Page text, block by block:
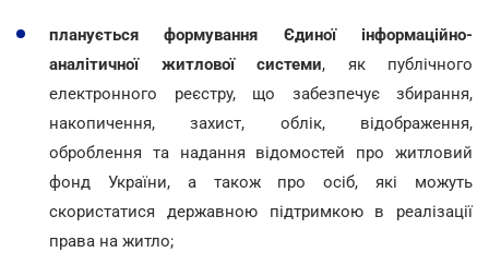
планується формування Єдиної інформаційно-
аналітичної житлової системи, як публічного
електронного реєстру, що забезпечує збирання,
накопичення, захист, облік, відображення,
оброблення та надання відомостей про житловий
фонд України, а також про осіб, які можуть
скористатися державною підтримкою в реалізації
права на житло;